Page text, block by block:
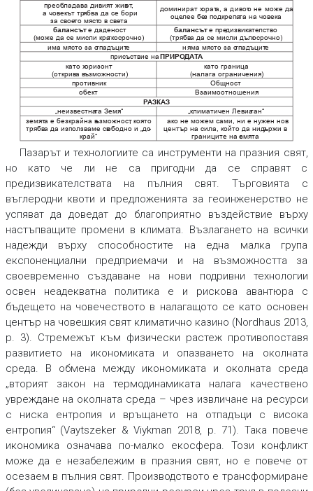
преобладава дивият живот,
а човекът трябва да се бори
за своето място в света
доминират хората, а дивото не може да
оцелее без подкрепата на човека
балансът е даденост
(може да се мисли краткосрочно)
балансът е предизвикателство
(трябва да се мисли дългосрочно)
има място за отпадъците няма място за отпадъците
присъствие на
ПРИРОДАТА
като хоризонт
(открива възможности)
като граница
(налага ограничения)
противник
Общност
обект
Взаимоотношения
РАЗКАЗ
„неизвестната Земя“ „климатичен Левиатан“
земята е безкрайна възможност, която
трябва да използваме свободно и „до-
край“
ако не можем сами, ни е нужен нов
център на сила, който да ни у
държи в
границите на земята
Пазарът и технологиите са инструменти на празния свят,
но като че ли не са пригодни да се справят с
предизвикателствата на пълния свят. Търговията с
въглеродни квоти и предложенията за геоинженерство не
успяват да доведат до благоприятно въздействие върху
настъпващите промени в климата. Възлагането на всички
надежди върху способностите на една малка група
експоненциални предприемачи и на възможността за
своевременно създаване на нови подривни технологии
освен неадекватна политика е и рискова авантюра с
бъдещето на човечеството в налагащото се като основен
център на човешкия свят климатично казино (Nordhaus 2013,
р. 3). Стремежът към физически растеж противопоставя
развитието на икономиката и опазването на околната
среда. В обмена между икономиката и околната среда
„вторият закон на термодинамиката налага качествено
увреждане на околната среда – чрез извличане на ресурси
с ниска ентропия и връщането на отпадъци с висока
ентропия“ (Vaytszeker & Viykman 2018, p. 71). Така повече
икономика означава по-малко екосфера. Този конфликт
може да е незабележим в празния свят, но е повече от
осезаем в пълния свят. Производството е трансформиране